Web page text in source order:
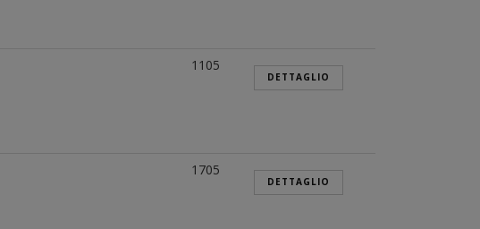
1105
DETTAGLIO
1705
DETTAGLIO